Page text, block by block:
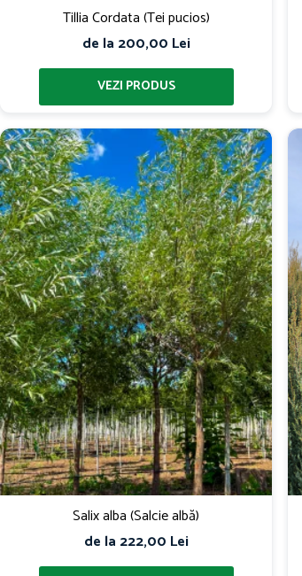
Tillia Cordata (Tei pucios)
de la 200,00 Lei
Salix alba (Salcie albă)
de la 222,00 Lei